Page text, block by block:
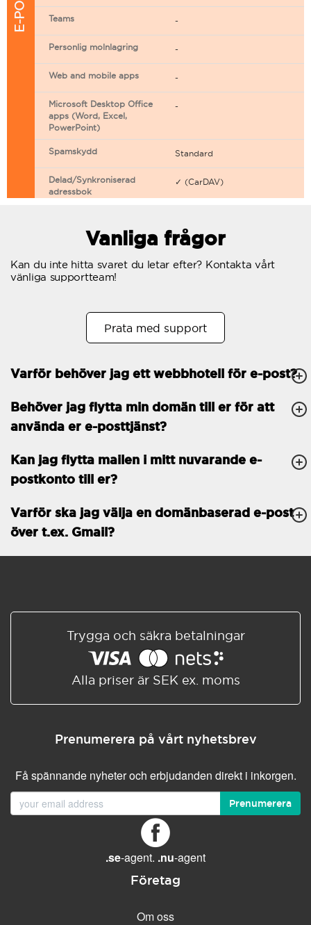
Teams -
Personlig molnlagring -
Web and mobile apps -
Microsoft Desktop Office
apps (Word, Excel,
PowerPoint)
-
Spamskydd Standard
Delad/Synkroniserad
adressbok
✓ (CarDAV)
Vidarebefordring av e-post
30
-
GENERELLA FUNKTIONER
Gratis e-post &
telefonsupport
Gratis konfiguration
30 dagars öppet köp
30 dagars kostnadsfritt
Vanliga frågor
Kan du inte hitta svaret du letar efter? Kontakta vårt
vänliga supportteam!
Prata med support
Varför behöver jag ett webbhotell för e-post?
Behöver jag flytta min domän till er för att
använda er e-posttjänst?
Kan jag flytta mailen i mitt nuvarande e-
postkonto till er?
Varför ska jag välja en domänbaserad e-post
över t.ex. Gmail?
Trygga och säkra betalningar
Alla priser är SEK ex. moms
Prenumerera på vårt nyhetsbrev
Få spännande nyheter och erbjudanden direkt i inkorgen.
Prenumerera
.se-agent. .nu-agent
Företag
Om oss